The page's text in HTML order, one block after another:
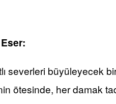
severleri büyüleyecek
ötesinde, her damak